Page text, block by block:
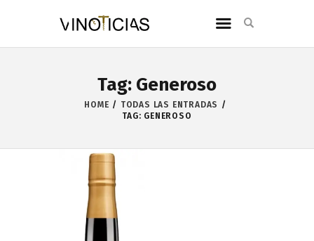
Tag: Generoso
HOME
TODAS LAS ENTRADAS
TAG: GENEROSO